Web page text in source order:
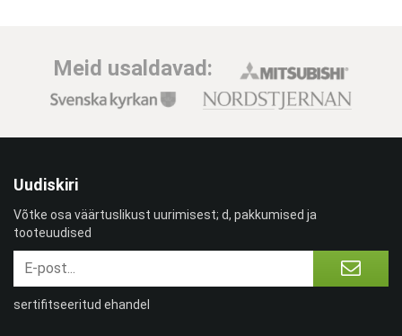
Meid usaldavad:
Uudiskiri
Võtke osa väärtuslikust uurimisest; d, pakkumised ja
tooteuudised
sertifitseeritud ehandel